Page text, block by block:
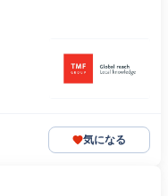
気になる